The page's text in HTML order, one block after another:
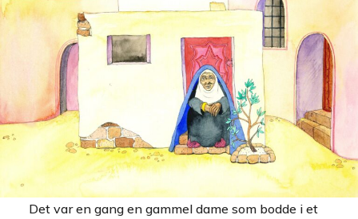
Det var en gang en gammel dame som bodde i et